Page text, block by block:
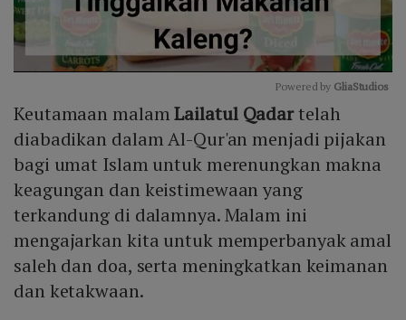
Mute
Powered by GliaStudios
Keutamaan malamLailatul Qadartelah
diabadikan dalam Al-Qur'an menjadi pijakan
bagi umat Islam untuk merenungkan makna
keagungan dan keistimewaan yang
terkandung di dalamnya. Malam ini
mengajarkan kita untuk memperbanyak amal
saleh dan doa, serta meningkatkan keimanan
dan ketakwaan.